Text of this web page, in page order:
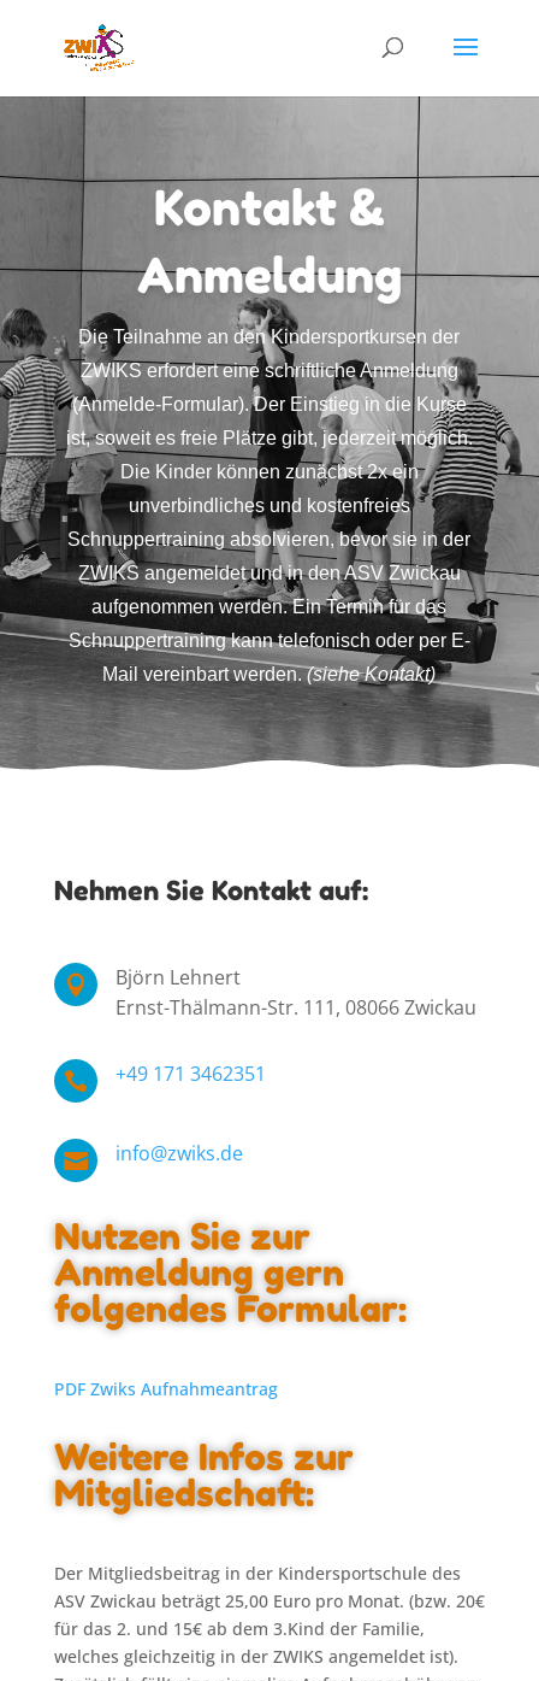
Kontakt &
Anmeldung
Die Teilnahme an den Kindersportkursen der
ZWIKS erfordert eine schriftliche Anmeldung
(Anmelde-Formular). Der Einstieg in die Kurse
ist, soweit es freie Plätze gibt, jederzeit möglich.
Die Kinder können zunächst 2x ein
unverbindliches und kostenfreies
Schnuppertraining absolvieren, bevor sie in der
ZWIKS angemeldet und in den ASV Zwickau
aufgenommen werden. Ein Termin für das
Schnuppertraining kann telefonisch oder per E-
Mail vereinbart werden.(siehe Kontakt)
Nehmen Sie Kontakt auf:

Björn Lehnert
Ernst-Thälmann-Str. 111, 08066 Zwickau
 +49 171 3462351
 info@zwiks.de
Nutzen Sie zur
Anmeldung gern
folgendes Formular:
PDF Zwiks Aufnahmeantrag
Weitere Infos zur
Mitgliedschaft:
Der Mitgliedsbeitrag in der Kindersportschule des
ASV Zwickau beträgt 25,00 Euro pro Monat. (bzw. 20€
für das 2. und 15€ ab dem 3.Kind der Familie,
welches gleichzeitig in der ZWIKS angemeldet ist).